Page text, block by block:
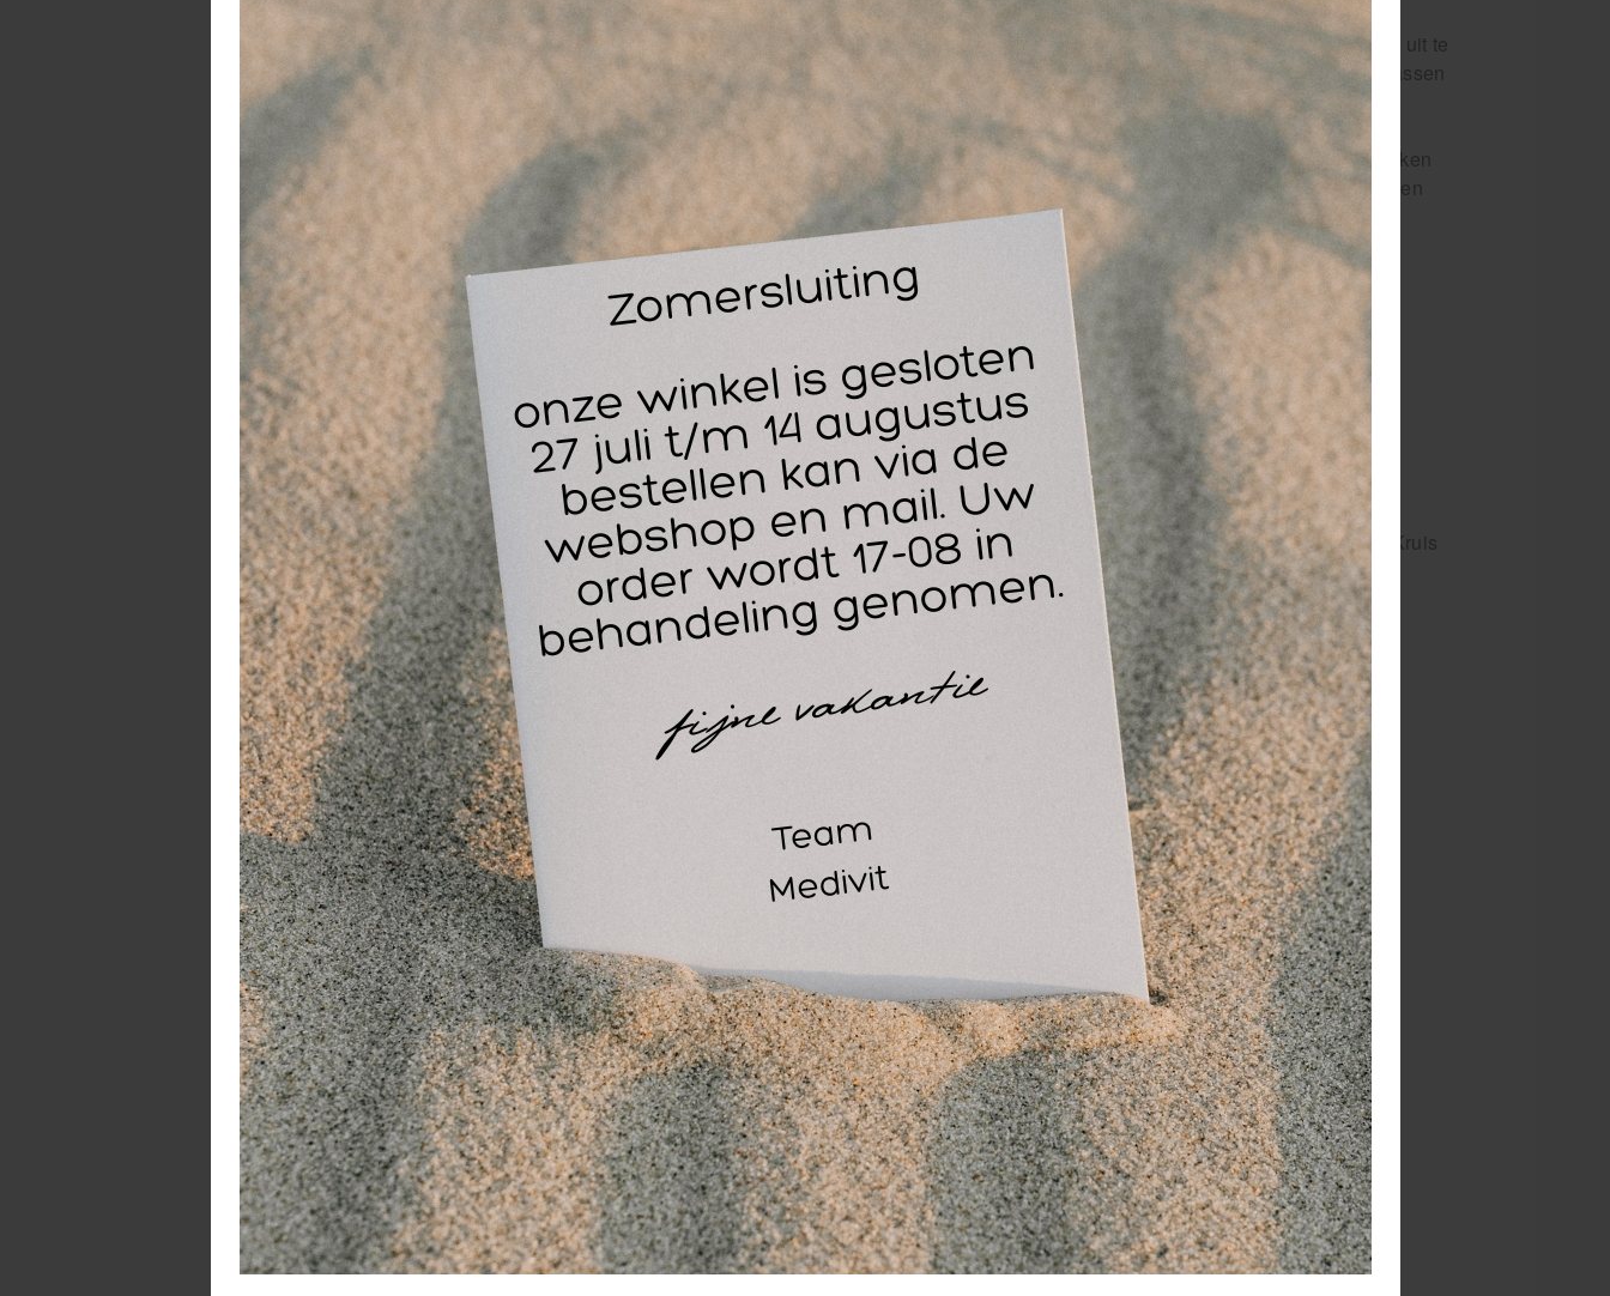
Wat deze tas echt onderscheidt van andere EHBO-kits is de handige schoudertasvorm. Deze tas is
ontworpen om comfortabel op je schouder te dragen, waardoor je je handen vrij hebt om andere taken uit te
voeren tijdens het sportevenement. Met een verstelbare schouderband kun je de tas eenvoudig aanpassen
aan je persoonlijke voorkeur.
Daarnaast is de HEKA eerste hulp schoudertas ook waterbestendig, zodat je geen zorgen hoeft te maken
over de inhoud van de tas tijdens regenachtige sportevenementen. Je EHBO-producten blijven droog en
beschermd, klaar voor gebruik wanneer dat nodig is. Bovendien is de HEKA eerste hulp schoudertas
gemaakt van duurzaam materiaal van hoge kwaliteit, waardoor deze lang meegaat, zelfs bij intensief
gebruik. Je kunt erop vertrouwen dat deze tas je jarenlang van dienst zal zijn bij verschillende
sportevenementen.
Deze HEKA gevulde EHBO schoudertas is gekenmerkt door:
Stevig, kwalitatief hoogwaardig materiaal
Een afritsbare, uitklapbare flap om producten op te bergen en ordenen
Makkelijke opbergvakken
Geef de tas een eigen identiteit door middel van insteekkaart
Voorzien van sport- en evenementen vulling, samengesteld volgens de richtlijnen van het Oranje Kruis
Wees iedere situatie de baas met deze goed gevulde EHBO sporttas. In de
schoudertas zitten de volgende EHBO spullen, gericht op sportevenementen.
1 beademingsdoekje HD 0510
1 desinfectans • 30 ml HD 0731
2 driekante doek • viscose HD 0600
4 elastisch hydro#el windsel • 4 m x 6 cm WI 0062
4 gaaskompres 5 x 9 cm (1/16) • STERIEL KO 0036
4 gaaskompres 10 x 10 cm • STERIEL KO 0505
4 handschoenen • vinyl • paar * HD 0963
1 hechtpleister • textiel • rol • 5 m x 2,5 cm PL 1082
5 ideaal steunzwachtel • 5 m x 8 cm WI 0084
1 inhoudsetiket
1 instant coldpack • 15 x 17 cm HD 0750
4 reddingsdeken • zilver/goud • 210 x 160 cm HA 0503
4 snelverband gerold • nr. 3 • 10 x 12 cm • STERIEL VA 0463
1 splinterpincet • rvs • 9 cm • Feilchenfeld HD 0210
1 stroomdiagram + handleiding voor EHBO TR 0956
5 synthetische wattenrol • 3 m x 10 cm WA 4031
1 tekenpincet + gebruiksaanwijzing HA 0910
2 traumazwachtel VA 0810
1 verband-/ kledingschaar • 19 cm HD 0221
4 wondhechtingstrips • 5 stuks • 6 x 100 mm • STERIEL PL 3200